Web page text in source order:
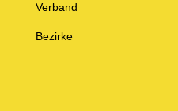
Verband
Bezirke